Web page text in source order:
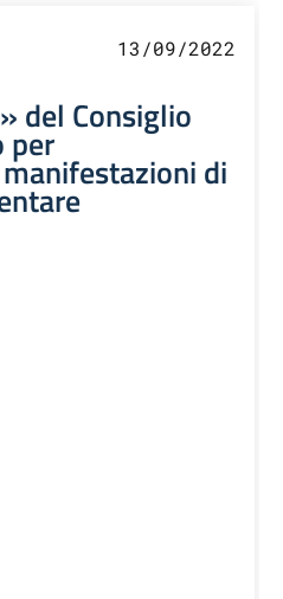
13/09/2022
del Consiglio
per
di